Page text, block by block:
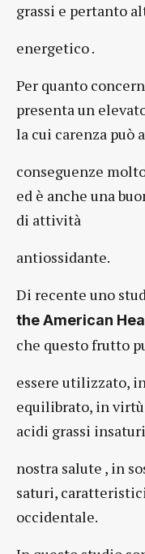
grassi e pertanto
energetico .
Per quanto
presenta un
la cui carenza può
conseguenze
ed è anche una
di attività
antiossidante.
Di recente uno
the American
che questo frutto
essere utilizzato,
equilibrato, in
acidi grassi
nostra salute , in
saturi,
occidentale.